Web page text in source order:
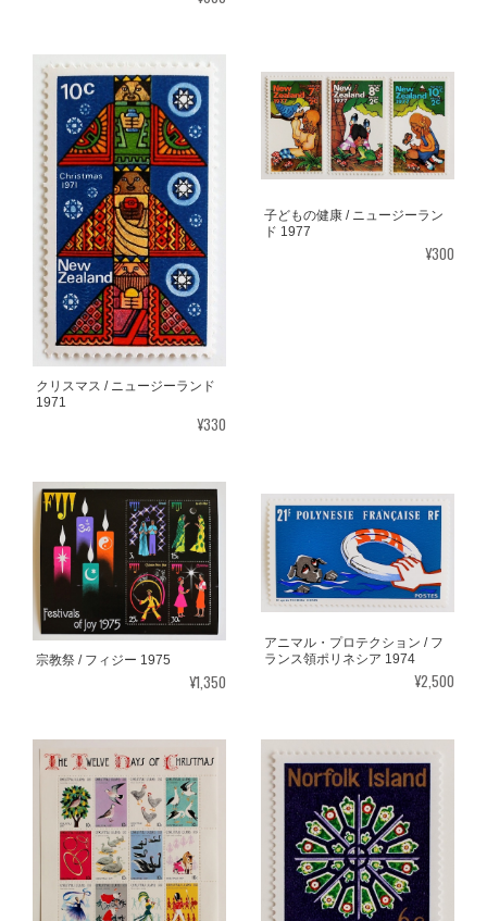
クリスマス / ニュージーランド
1971
¥330
子どもの健康 / ニュージーラン
ド 1977
¥300
宗教祭 / フィジー 1975
¥1,350
アニマル・プロテクション / フ
ランス領ポリネシア 1974
¥2,500